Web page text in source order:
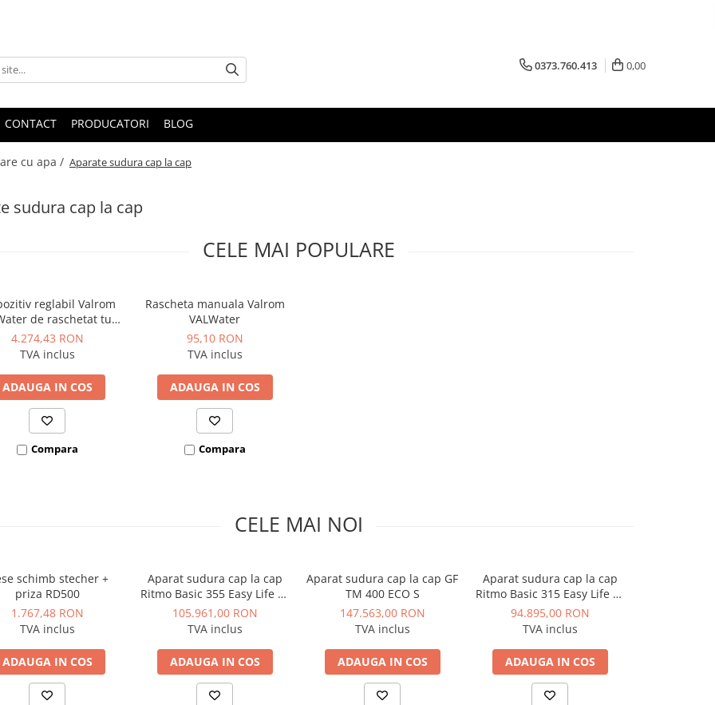
0373.760.413 0,00
CONTACT PRODUCATORI BLOG
cu apa / Aparate sudura cap la cap
sudura cap la cap
CELE MAI POPULARE
reglabil Valrom
de raschetat tub
PEHD D. 61-180
4.274,43 RON
TVA inclus
ADAUGA IN COS
Compara
Rascheta manuala Valrom
VALWater
95,10 RON
TVA inclus
ADAUGA IN COS
Compara
CELE MAI NOI
schimb stecher +
priza RD500
1.767,48 RON
TVA inclus
ADAUGA IN COS
Aparat sudura cap la cap
Ritmo Basic 355 Easy Life D.
125-315
105.961,00 RON
TVA inclus
ADAUGA IN COS
Aparat sudura cap la cap GF
TM 400 ECO S
147.563,00 RON
TVA inclus
ADAUGA IN COS
Aparat sudura cap la cap
Ritmo Basic 315 Easy Life D.
90-280
94.895,00 RON
TVA inclus
ADAUGA IN COS